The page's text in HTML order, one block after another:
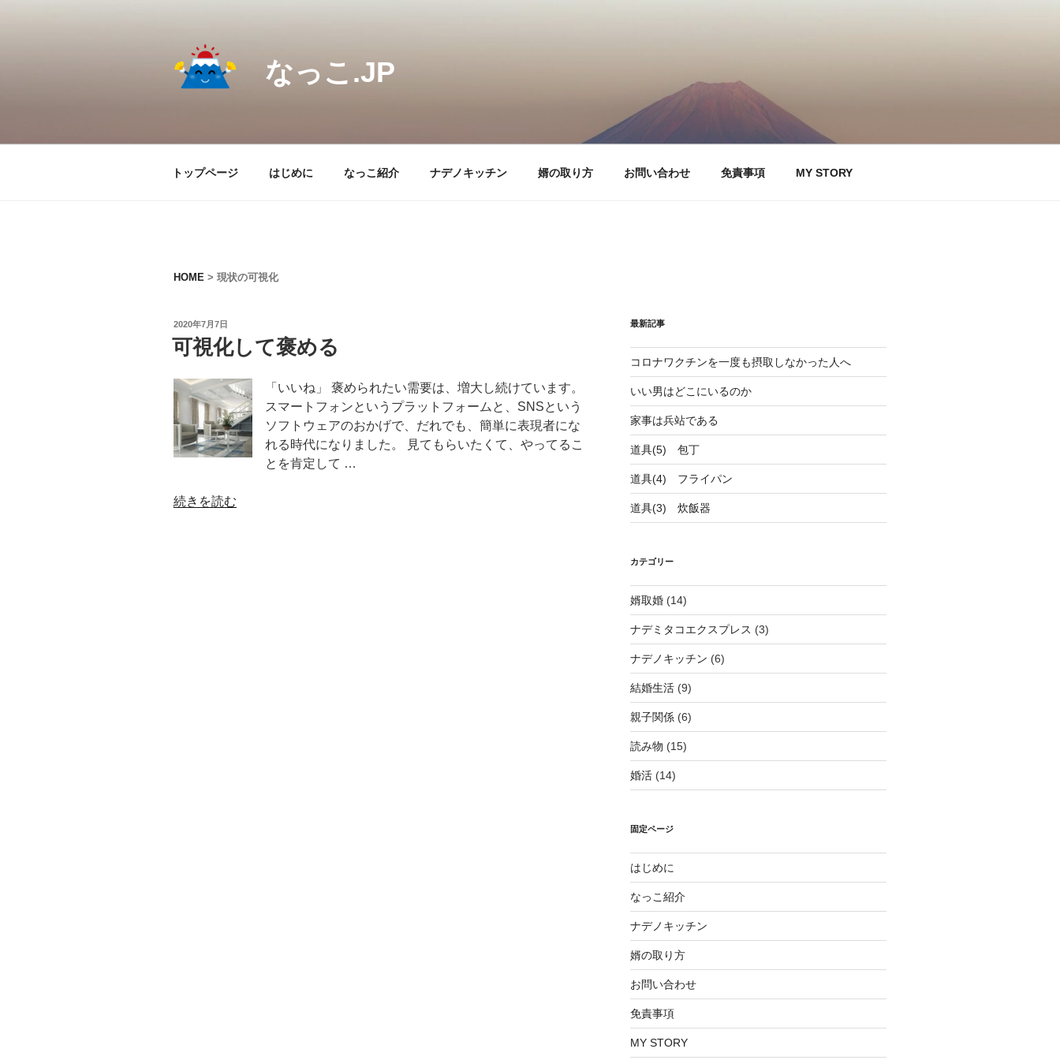
キ
なっこ.JP
トップページ はじめに なっこ紹介 ナデノキッチン 婿の取り方 お問い合わせ 免責事項 MY STORY
HOME > 現状の可視化
投
稿
日:
2020年7月7日
可視化して褒める
「いいね」 褒められたい需要は、増大し続けています。
スマートフォンというプラットフォームと、SNSという
ソフトウェアのおかげで、だれでも、簡単に表現者にな
れる時代になりました。 見てもらいたくて、やってるこ
とを肯定して …
“可
続きを読む
最新記事
コロナワクチンを一度も摂取しなかった人へ
いい男はどこにいるのか
家事は兵站である
道具(5) 包丁
道具(4) フライパン
道具(3) 炊飯器
カテゴリー
婿取婚(14)
ナデミタコエクスプレス (3)
ナデノキッチン (6)
結婚生活(9)
親子関係(6)
読み物 (15)
婚活(14)
固定ページ
はじめに
なっこ紹介
ナデノキッチン
婿の取り方
お問い合わせ
免責事項
MY STORY